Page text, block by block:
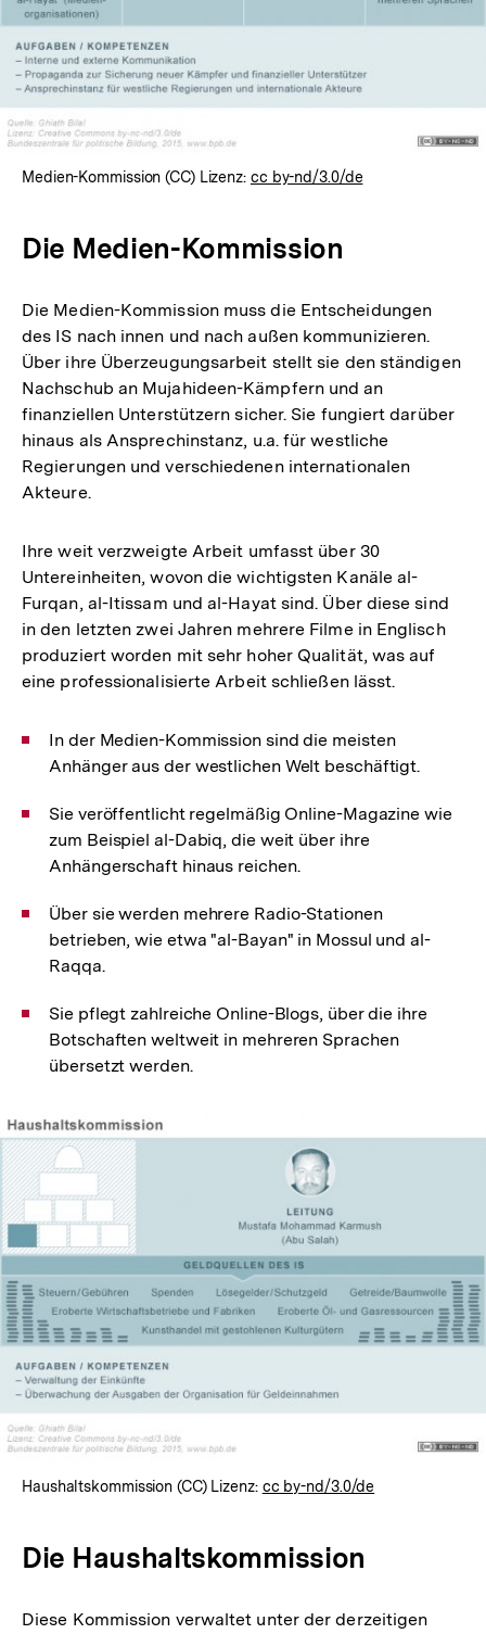
Medien-Kommission (CC) Lizenz: cc by-nd/3.0/de
Die Medien-Kommission
Die Medien-Kommission muss die Entscheidungen
des IS nach innen und nach außen kommunizieren.
Über ihre Überzeugungsarbeit stellt sie den ständigen
Nachschub an Mujahideen-Kämpfern und an
finanziellen Unterstützern sicher. Sie fungiert darüber
hinaus als Ansprechinstanz, u.a. für westliche
Regierungen und verschiedenen internationalen
Akteure.
Ihre weit verzweigte Arbeit umfasst über 30
Untereinheiten, wovon die wichtigsten Kanäle al-
Furqan, al-Itissam und al-Hayat sind. Über diese sind
in den letzten zwei Jahren mehrere Filme in Englisch
produziert worden mit sehr hoher Qualität, was auf
eine professionalisierte Arbeit schließen lässt.
In der Medien-Kommission sind die meisten
Anhänger aus der westlichen Welt beschäftigt.
Sie veröffentlicht regelmäßig Online-Magazine wie
zum Beispiel al-Dabiq, die weit über ihre
Anhängerschaft hinaus reichen.
Über sie werden mehrere Radio-Stationen
betrieben, wie etwa "al-Bayan" in Mossul und al-
Raqqa.
Sie pflegt zahlreiche Online-Blogs, über die ihre
Botschaften weltweit in mehreren Sprachen
übersetzt werden.
Haushaltskommission (CC) Lizenz: cc by-nd/3.0/de
Die Haushaltskommission
Diese Kommission verwaltet unter der derzeitigen